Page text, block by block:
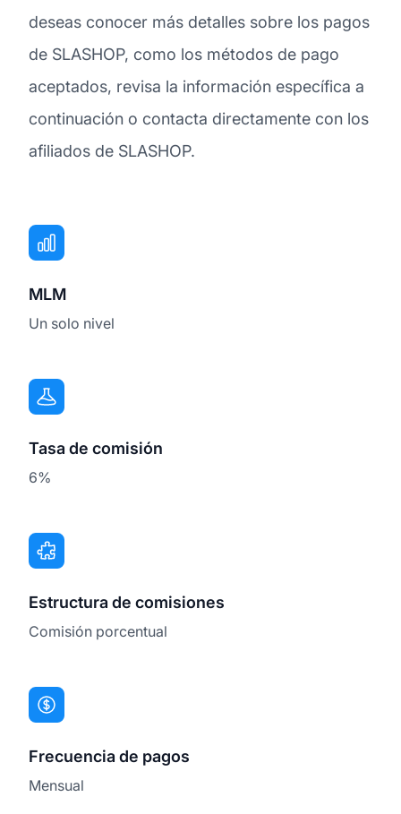
deseas conocer más detalles sobre los pagos
de SLASHOP, como los métodos de pago
aceptados, revisa la información específica a
continuación o contacta directamente con los
afiliados de SLASHOP.
MLM
Un solo nivel
Tasa de comisión
6%
Estructura de comisiones
Comisión porcentual
Frecuencia de pagos
Mensual